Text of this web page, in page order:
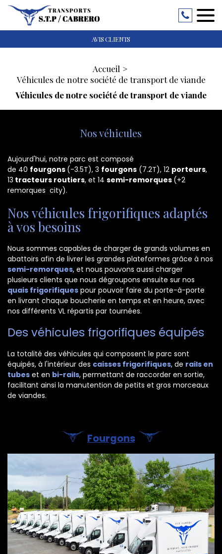
AVIS CLIENTS
Accueil
Véhicules de notre société de transport de viande
Véhicules de notre société de transport de viande
Nos véhicules
Aujourd'hui, notre parc est composé
de 40 fourgons (-3.5T), 3 fourgons (7.2T), 12 porteurs,
13 tracteurs routiers, et 14 semi-remorques (+2
remorques city).
Nos véhicules frigorifiques adaptés
à vos besoins
Nous sommes capables de charger de grands volumes en
abattoirs afin de livrer les grandes plateformes grâce à nos
semi-remorques, et nous pouvons aussi charger
plusieurs clients que nous dégroupons ensuite sur nos
quais frigorifiques pour pouvoir faire du porte-à-porte
en livrant chaque boucherie en temps et en heure, avec
nos différents VL répartis par tournées.
Des véhicules frigorifiques équipés
La totalité des véhicules qui composent le parc sont
équipés, à l'intérieur des caisses frigorifiques, de rails en
tubes et en bi-rails, permettant de raccorder en sortie,
facilitant ainsi la manutention de petits et gros morceaux
de viandes.
Fourgons